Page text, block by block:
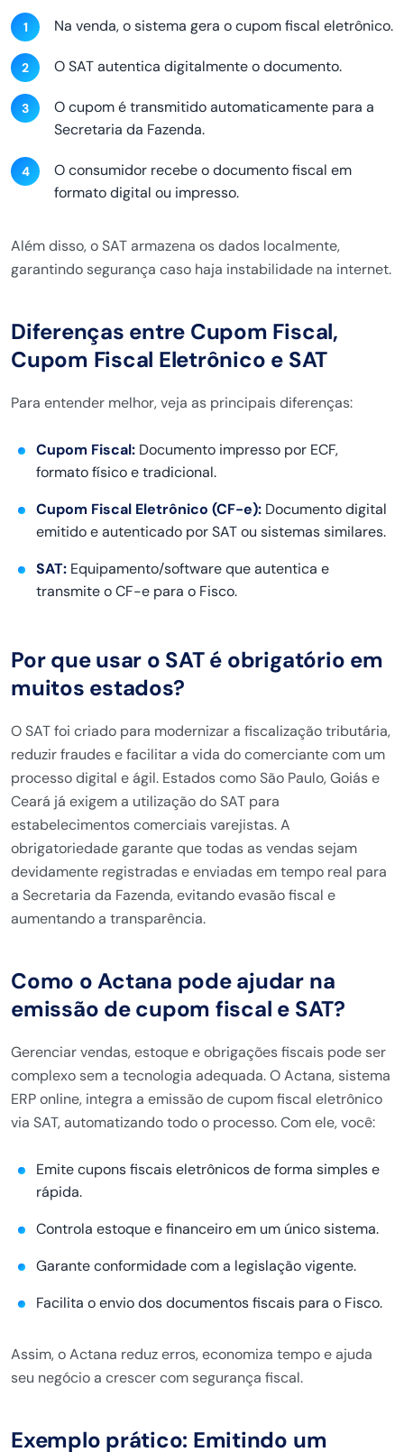
Na venda, o sistema gera o cupom fiscal eletrônico.
O SAT autentica digitalmente o documento.
O cupom é transmitido automaticamente para a
Secretaria da Fazenda.
O consumidor recebe o documento fiscal em
formato digital ou impresso.
Além disso, o SAT armazena os dados localmente,
garantindo segurança caso haja instabilidade na internet.
Diferenças entre Cupom Fiscal,
Cupom Fiscal Eletrônico e SAT
Para entender melhor, veja as principais diferenças:
Cupom Fiscal: Documento impresso por ECF,
formato físico e tradicional.
Cupom Fiscal Eletrônico (CF-e): Documento digital
emitido e autenticado por SAT ou sistemas similares.
SAT: Equipamento/software que autentica e
transmite o CF-e para o Fisco.
Por que usar o SAT é obrigatório em
muitos estados?
O SAT foi criado para modernizar a fiscalização tributária,
reduzir fraudes e facilitar a vida do comerciante com um
processo digital e ágil. Estados como São Paulo, Goiás e
Ceará já exigem a utilização do SAT para
estabelecimentos comerciais varejistas. A
obrigatoriedade garante que todas as vendas sejam
devidamente registradas e enviadas em tempo real para
a Secretaria da Fazenda, evitando evasão fiscal e
aumentando a transparência.
Como o Actana pode ajudar na
emissão de cupom fiscal e SAT?
Gerenciar vendas, estoque e obrigações fiscais pode ser
complexo sem a tecnologia adequada. O Actana, sistema
ERP online, integra a emissão de cupom fiscal eletrônico
via SAT, automatizando todo o processo. Com ele, você:
Emite cupons fiscais eletrônicos de forma simples e
rápida.
Controla estoque e financeiro em um único sistema.
Garante conformidade com a legislação vigente.
Facilita o envio dos documentos fiscais para o Fisco.
Assim, o Actana reduz erros, economiza tempo e ajuda
seu negócio a crescer com segurança fiscal.
Exemplo prático: Emitindo um